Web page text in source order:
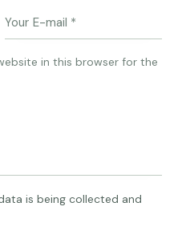
in this browser for the
is being collected and